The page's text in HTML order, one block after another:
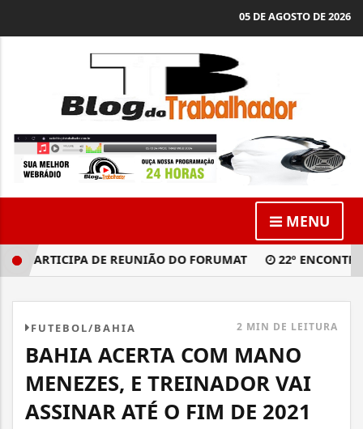
05 DE AGOSTO DE 2026
MENU
PARTICIPA DE REUNIÃO DO FORUMAT 22º ENCONTRO
FUTEBOL/BAHIA 2 MIN DE LEITURA
BAHIA ACERTA COM MANO
MENEZES, E TREINADOR VAI
ASSINAR ATÉ O FIM DE 2021